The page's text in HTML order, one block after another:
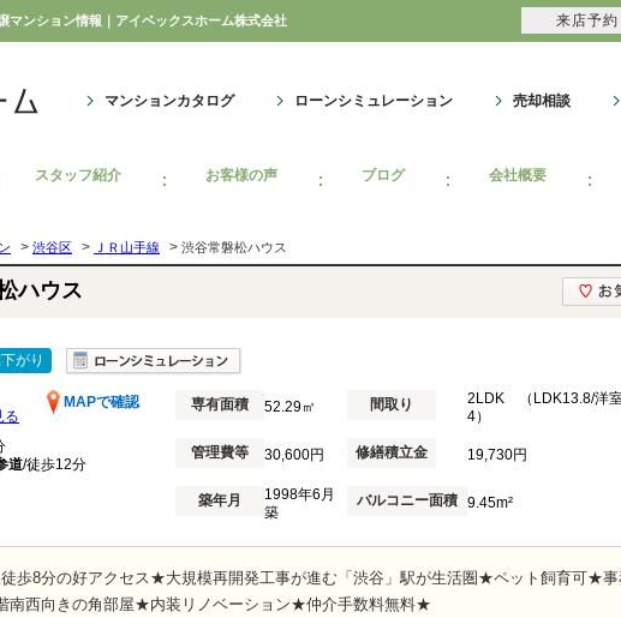
マンション情報｜アイベックスホーム株式会社
マンションカタログ ローンシミュレーション 売却相談
スタッフ紹介 お客様の声 ブログ 会社概要
> 渋谷区 > ＪＲ山手線 > 渋谷常磐松ハウス
ハウス
がり
MAPで確認
る
専有面積 52.29㎡ 間取り
2LDK （LDK13.8/洋
4）
道/徒歩12分
管理費等 30,600円 修繕積立金 19,730円
築年月
1998年6月
築
バルコニー面積 9.45m²
歩8分の好アクセス★大規模再開発工事が進む「渋谷」駅が生活圏★ペット飼育可★事
南西向きの角部屋★内装リノベーション★仲介手数料無料★
来店予約